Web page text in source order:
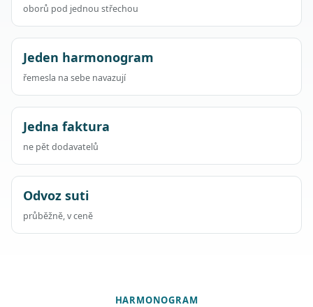
oborů pod jednou střechou
Jeden harmonogram
řemesla na sebe navazují
Jedna faktura
ne pět dodavatelů
Odvoz suti
průběžně, v ceně
HARMONOGRAM